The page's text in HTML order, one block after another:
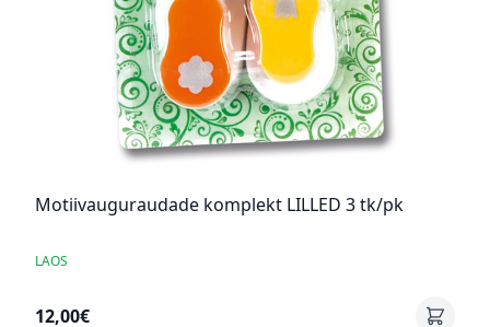
Motiivauguraudade komplekt LILLED 3 tk/pk
LAOS
12,00€